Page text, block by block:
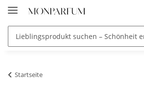
Startseite